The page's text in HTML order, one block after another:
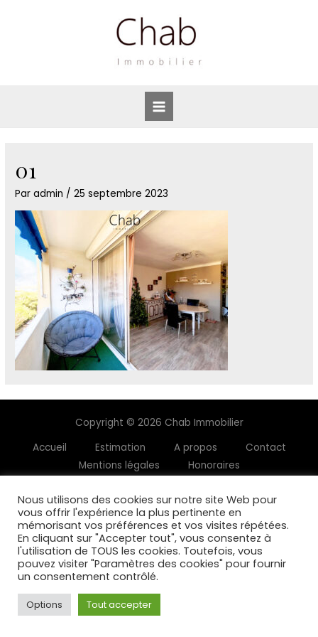
Main
01
Paradmin /25 septembre 2023
Copyright © 2026 Chab Immobilier
Accueil
Estimation A propos
Contact
Mentions légales
Honoraires
Nous utilisons des cookies sur notre site Web pour
vous offrir l'expérience la plus pertinente en
mémorisant vos préférences et vos visites répétées.
En cliquant sur "Accepter tout", vous consentez à
l'utilisation de TOUS les cookies. Toutefois, vous
pouvez visiter "Paramètres des cookies" pour fournir
un consentement contrôlé.
Options Tout accepter